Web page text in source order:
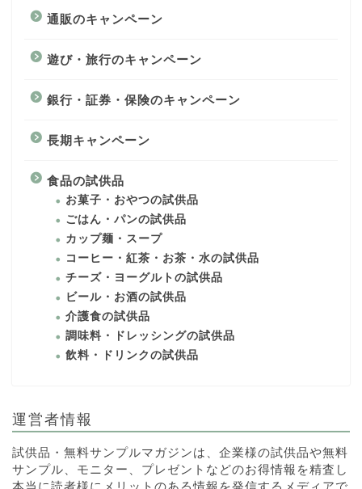
通販のキャンペーン
遊び・旅行のキャンペーン
銀行・証券・保険のキャンペーン
長期キャンペーン
食品の試供品
お菓子・おやつの試供品
ごはん・パンの試供品
カップ麺・スープ
コーヒー・紅茶・お茶・水の試供品
チーズ・ヨーグルトの試供品
ビール・お酒の試供品
介護食の試供品
調味料・ドレッシングの試供品
飲料・ドリンクの試供品
運営者情報
試供品・無料サンプルマガジンは、企業様の試供品や無料
サンプル、モニター、プレゼントなどのお得情報を精査し